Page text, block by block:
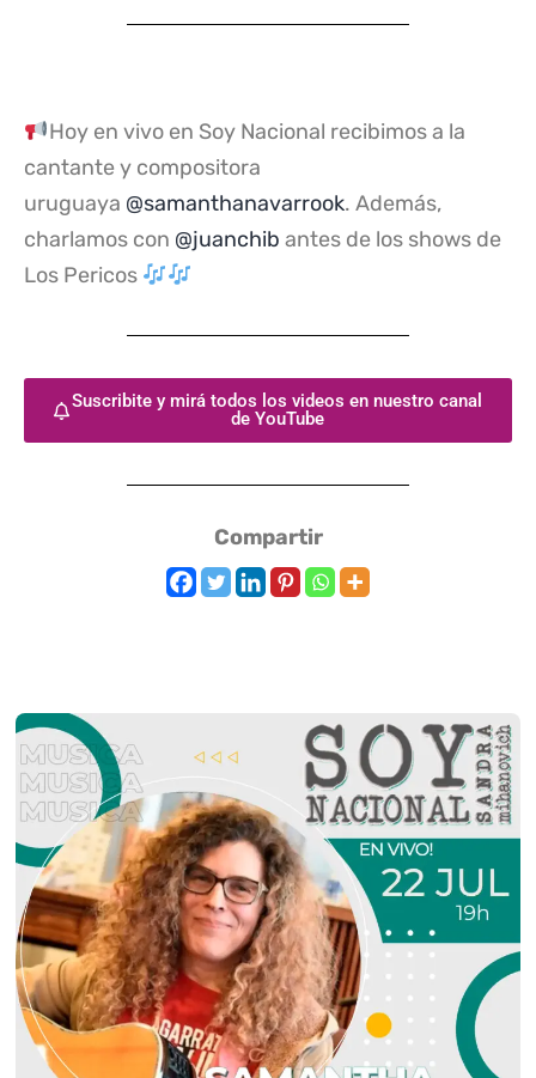
Hoy en vivo en Soy Nacional recibimos a la
cantante y compositora
uruguaya @samanthanavarrook. Además,
charlamos con @juanchib antes de los shows de
Los Pericos
Suscribite y mirá todos los videos en nuestro canal
de YouTube
Compartir